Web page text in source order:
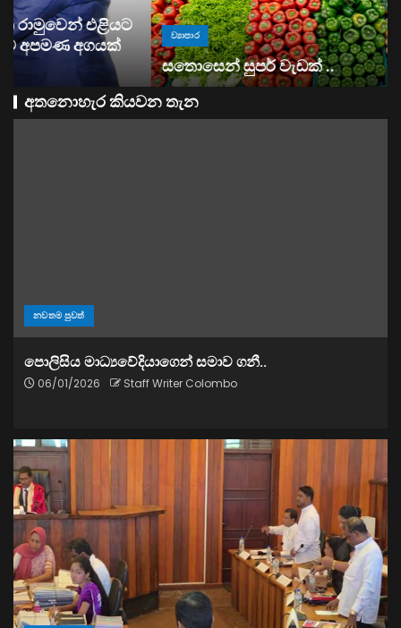
ව්‍යාපාර
සතොසෙන් සුපර් වැඩක් ..
අතනොහැර කියවන තැන
නවතම පුවත්
පොලිසිය මාධ්‍යවේදියාගෙන් සමාව ගනී..
06/01/2026 Staff Writer Colombo